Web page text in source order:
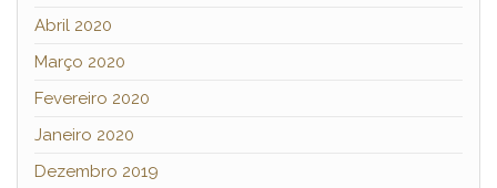
Abril 2020
Março 2020
Fevereiro 2020
Janeiro 2020
Dezembro 2019